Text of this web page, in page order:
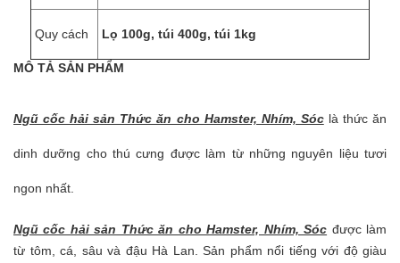
Quy cách Lọ 100g, túi 400g, túi 1kg
MÔ TẢ SẢN PHẨM
Ngũ cốc hải sản Thức ăn cho Hamster, Nhím, Sóclà thức ăn
dinh dưỡng cho thú cưng được làm từ những nguyên liệu tươi
ngon nhất.
Ngũ cốc hải sản Thức ăn cho Hamster, Nhím, Sóc được làm
từ tôm, cá, sâu và đậu Hà Lan. Sản phẩm nổi tiếng với độ giàu